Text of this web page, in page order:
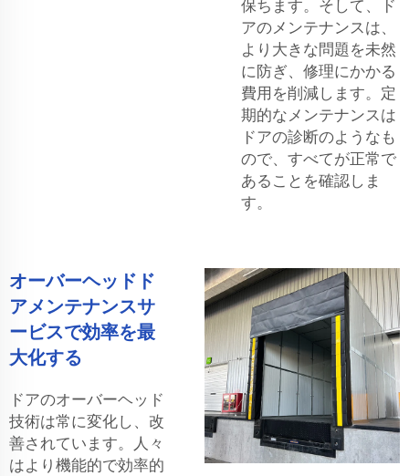
保ちます。そして、ド
アのメンテナンスは、
より大きな問題を未然
に防ぎ、修理にかかる
費用を削減します。定
期的なメンテナンスは
ドアの診断のようなも
ので、すべてが正常で
あることを確認しま
す。
オーバーヘッドド
アメンテナンスサ
ービスで効率を最
大化する
ドアのオーバーヘッド
技術は常に変化し、改
善されています。人々
はより機能的で効率的